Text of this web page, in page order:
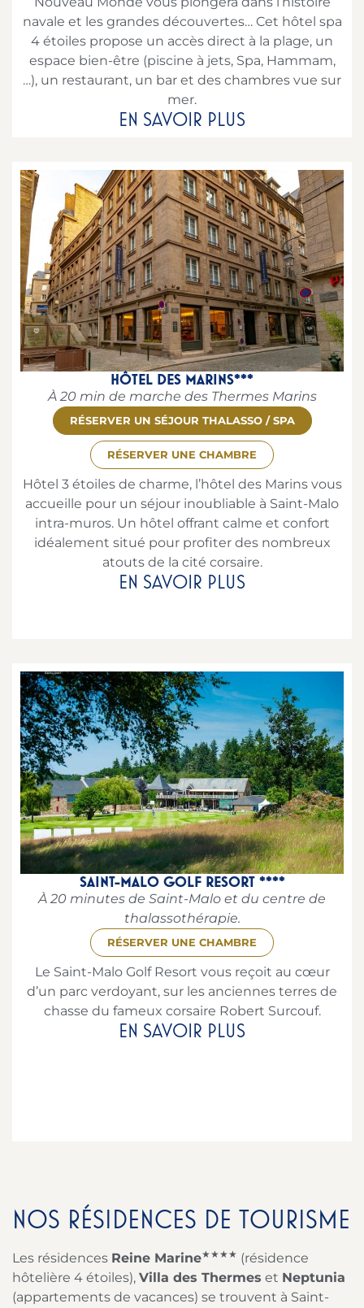
navale et les grandes découvertes… Cet hôtel spa
4 étoiles propose un accès direct à la plage, un
espace bien-être (piscine à jets, Spa, Hammam,
…), un restaurant, un bar et des chambres vue sur
mer.
EN SAVOIR PLUS
HÔTEL DES MARINS***
À 20 min de marche des Thermes Marins
RÉSERVER UN SÉJOUR THALASSO / SPA
RÉSERVER UNE CHAMBRE
Hôtel 3 étoiles de charme, l’hôtel des Marins vous
accueille pour un séjour inoubliable à Saint-Malo
intra-muros. Un hôtel offrant calme et confort
idéalement situé pour profiter des nombreux
atouts de la cité corsaire.
EN SAVOIR PLUS
SAINT-MALO GOLF RESORT ****
À 20 minutes de Saint-Malo et du centre de
thalassothérapie.
RÉSERVER UNE CHAMBRE
Le Saint-Malo Golf Resort vous reçoit au cœur
d’un parc verdoyant, sur les anciennes terres de
chasse du fameux corsaire Robert Surcouf.
EN SAVOIR PLUS
NOS RÉSIDENCES DE TOURISME
Les résidences Reine Marine★★★★ (résidence
hôtelière 4 étoiles), Villa des Thermes et Neptunia
(appartements de vacances) se trouvent à Saint-